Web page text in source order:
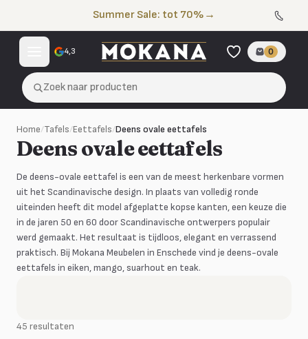
Summer Sale: tot 70% →
4,3 0
Zoek naar producten
Home/Tafels/Eettafels/Deens ovale eettafels
Deens ovale eettafels
De deens-ovale eettafel is een van de meest herkenbare vormen
uit het Scandinavische design. In plaats van volledig ronde
uiteinden heeft dit model afgeplatte kopse kanten, een keuze die
in de jaren 50 en 60 door Scandinavische ontwerpers populair
werd gemaakt. Het resultaat is tijdloos, elegant en verrassend
praktisch. Bij Mokana Meubelen in Enschede vind je deens-ovale
eettafels in eiken, mango, suarhout en teak.
45 resultaten